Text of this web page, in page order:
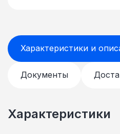
Характеристики и
Документы
Характеристики